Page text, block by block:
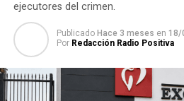
NO SE PIERDA
La Era de lo imprevisible se
ejecutores del crimen.
Publicado Hace 3 meses en 18/
Por Redacción Radio Positiva